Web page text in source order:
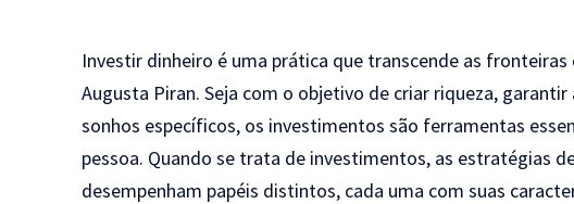
Investir dinheiro é uma prática que transcende as
Augusta Piran. Seja com o objetivo de criar riqueza,
sonhos específicos, os investimentos são ferramentas
pessoa. Quando se trata de investimentos, as estratégias
desempenham papéis distintos, cada uma com suas